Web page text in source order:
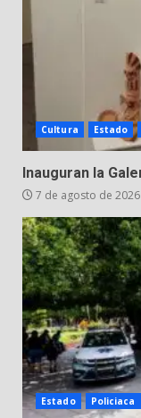
Cultura Estado
Inauguran la
7 de agosto de 2026
Estado Policiaca